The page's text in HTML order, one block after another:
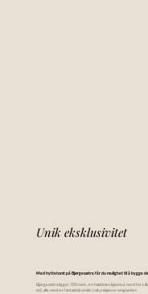
Unik eksklusivitet
Med hyttetomt på Bjørgesætra får du mulighet til å bygge
Bjørgesætra ligger 700 moh., en halvtimes kjøretur nord for
m2, alle med en fantastisk utsikt i naturskjønne omgivelser.